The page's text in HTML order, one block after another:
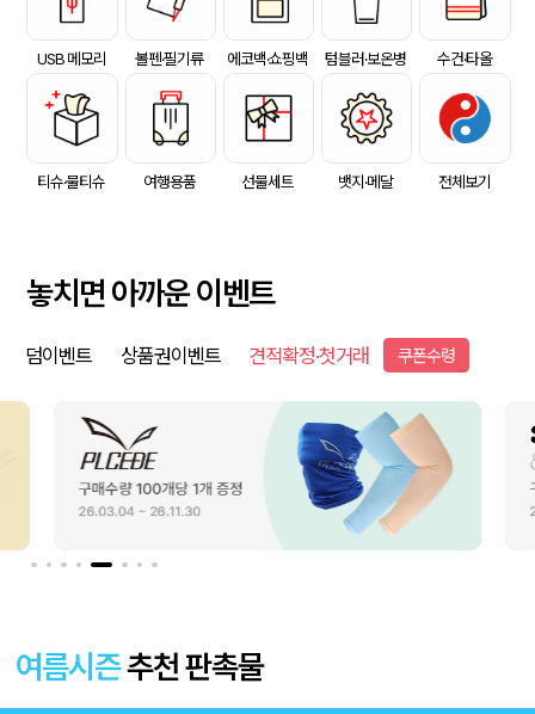
USB 메모리 볼펜·필기류 에코백·쇼핑백 텀블러·보온병 수건·타올
티슈·물티슈 여행용품 선물세트 뱃지·메달 전체보기
놓치면 아까운 이벤트
덤이벤트 상품권이벤트 견적확정·첫거래 쿠폰수령
여름시즌추천 판촉물